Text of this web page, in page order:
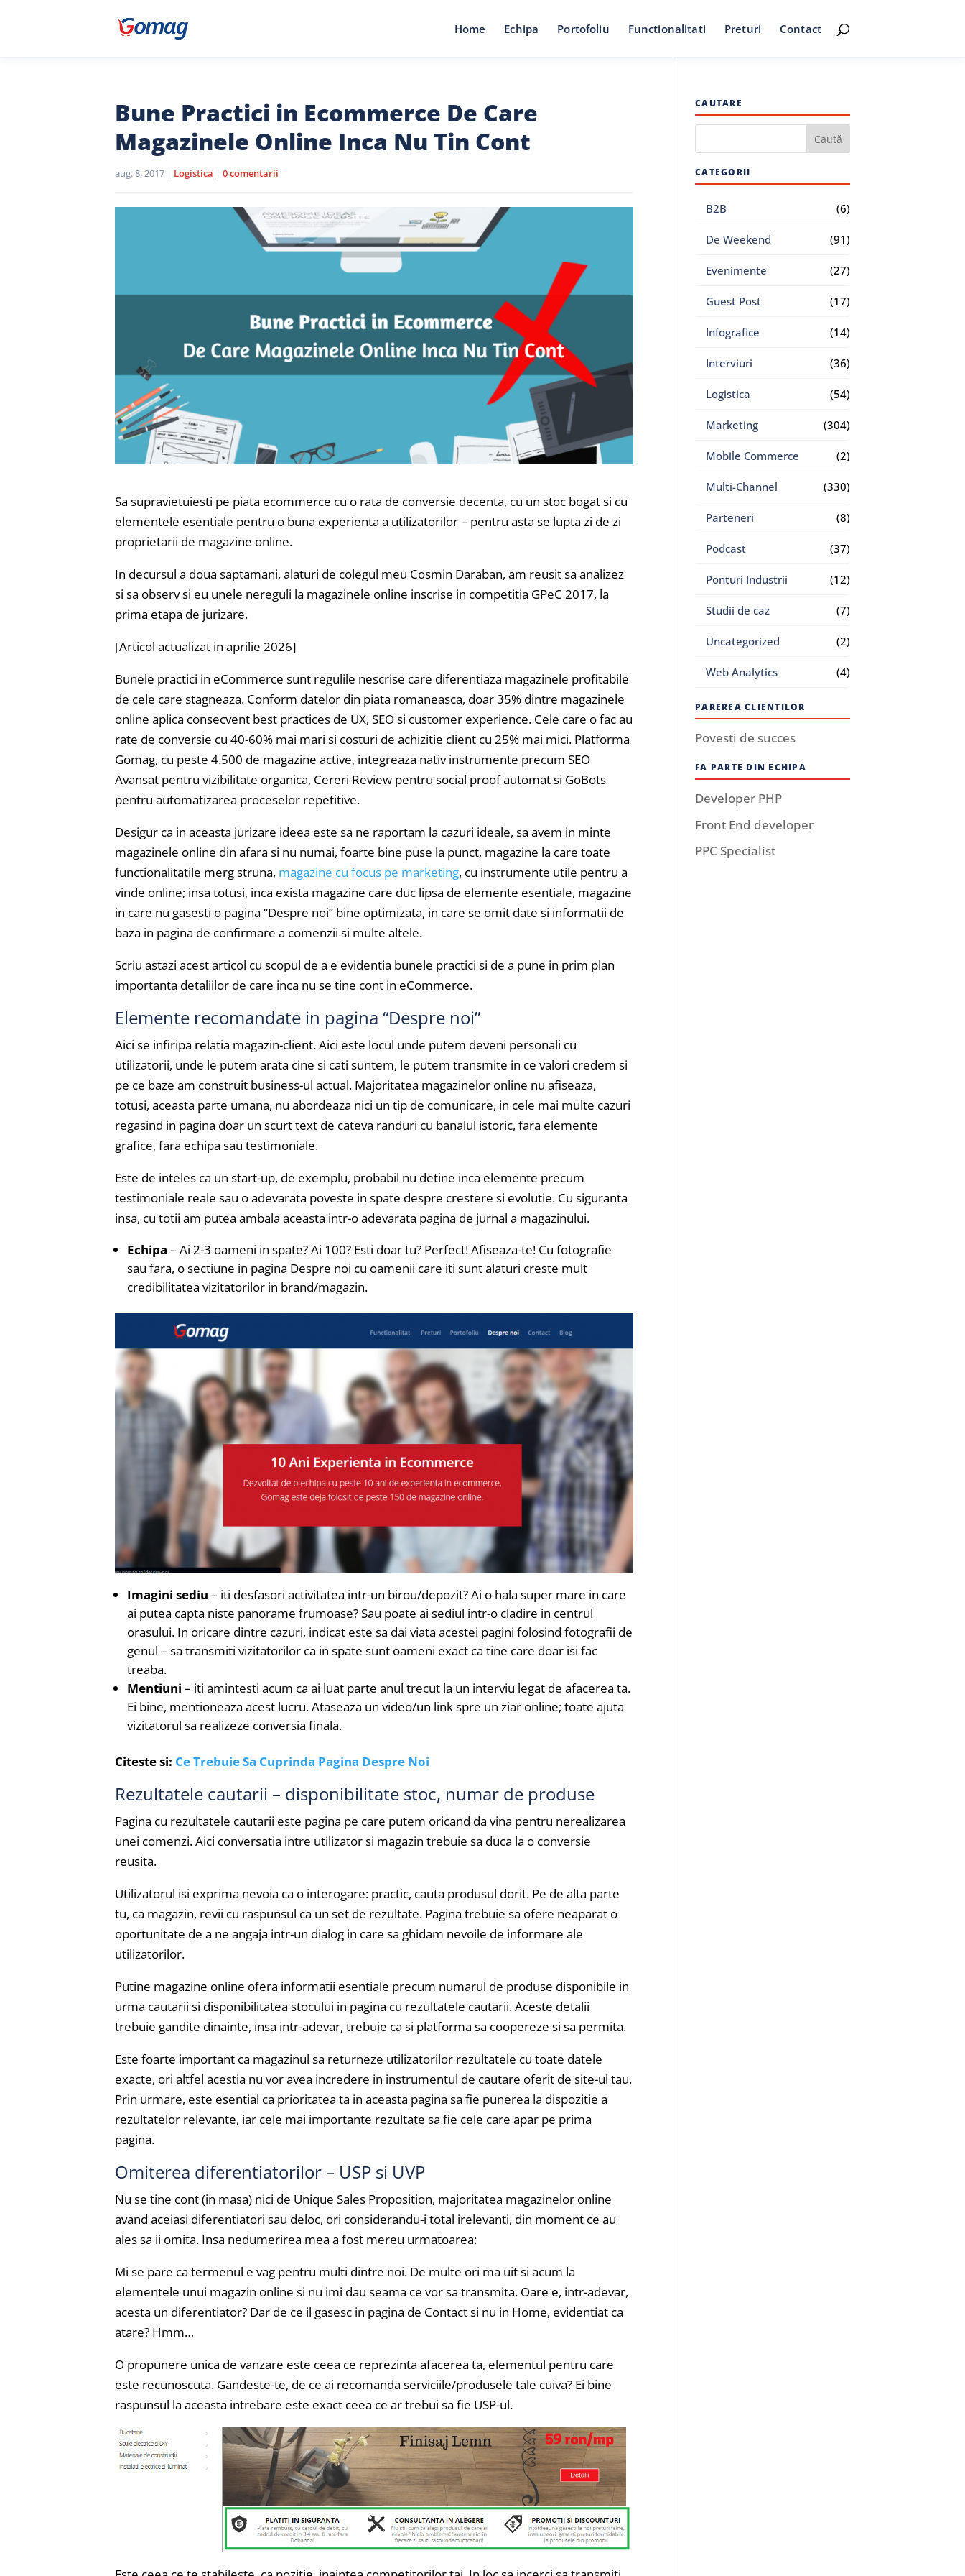
Home Echipa Portofoliu Functionalitati Preturi Contact
Bune Practici in Ecommerce De Care
Magazinele Online Inca Nu Tin Cont
aug. 8, 2017 | Logistica | 0 comentarii
Sa supravietuiesti pe piata ecommerce cu o rata de conversie decenta, cu un stoc bogat si cu
elementele esentiale pentru o buna experienta a utilizatorilor – pentru asta se lupta zi de zi
proprietarii de magazine online.
In decursul a doua saptamani, alaturi de colegul meu Cosmin Daraban, am reusit sa analizez
si sa observ si eu unele nereguli la magazinele online inscrise in competitia GPeC 2017, la
prima etapa de jurizare.
[Articol actualizat in aprilie 2026]
Bunele practici in eCommerce sunt regulile nescrise care diferentiaza magazinele profitabile
de cele care stagneaza. Conform datelor din piata romaneasca, doar 35% dintre magazinele
online aplica consecvent best practices de UX, SEO si customer experience. Cele care o fac au
rate de conversie cu 40-60% mai mari si costuri de achizitie client cu 25% mai mici. Platforma
Gomag, cu peste 4.500 de magazine active, integreaza nativ instrumente precum SEO
Avansat pentru vizibilitate organica, Cereri Review pentru social proof automat si GoBots
pentru automatizarea proceselor repetitive.
Desigur ca in aceasta jurizare ideea este sa ne raportam la cazuri ideale, sa avem in minte
magazinele online din afara si nu numai, foarte bine puse la punct, magazine la care toate
functionalitatile merg struna, magazine cu focus pe marketing, cu instrumente utile pentru a
vinde online; insa totusi, inca exista magazine care duc lipsa de elemente esentiale, magazine
in care nu gasesti o pagina “Despre noi” bine optimizata, in care se omit date si informatii de
baza in pagina de confirmare a comenzii si multe altele.
Scriu astazi acest articol cu scopul de a e evidentia bunele practici si de a pune in prim plan
importanta detaliilor de care inca nu se tine cont in eCommerce.
Elemente recomandate in pagina “Despre noi”
Aici se infiripa relatia magazin-client. Aici este locul unde putem deveni personali cu
utilizatorii, unde le putem arata cine si cati suntem, le putem transmite in ce valori credem si
pe ce baze am construit business-ul actual. Majoritatea magazinelor online nu afiseaza,
totusi, aceasta parte umana, nu abordeaza nici un tip de comunicare, in cele mai multe cazuri
regasind in pagina doar un scurt text de cateva randuri cu banalul istoric, fara elemente
grafice, fara echipa sau testimoniale.
Este de inteles ca un start-up, de exemplu, probabil nu detine inca elemente precum
testimoniale reale sau o adevarata poveste in spate despre crestere si evolutie. Cu siguranta
insa, cu totii am putea ambala aceasta intr-o adevarata pagina de jurnal a magazinului.
Echipa – Ai 2-3 oameni in spate? Ai 100? Esti doar tu? Perfect! Afiseaza-te! Cu fotografie
sau fara, o sectiune in pagina Despre noi cu oamenii care iti sunt alaturi creste mult
credibilitatea vizitatorilor in brand/magazin.
Imagini sediu – iti desfasori activitatea intr-un birou/depozit? Ai o hala super mare in care
ai putea capta niste panorame frumoase? Sau poate ai sediul intr-o cladire in centrul
orasului. In oricare dintre cazuri, indicat este sa dai viata acestei pagini folosind fotografii de
genul – sa transmiti vizitatorilor ca in spate sunt oameni exact ca tine care doar isi fac
treaba.
Mentiuni – iti amintesti acum ca ai luat parte anul trecut la un interviu legat de afacerea ta.
Ei bine, mentioneaza acest lucru. Ataseaza un video/un link spre un ziar online; toate ajuta
vizitatorul sa realizeze conversia finala.
Citeste si: Ce Trebuie Sa Cuprinda Pagina Despre Noi
Rezultatele cautarii – disponibilitate stoc, numar de produse
Pagina cu rezultatele cautarii este pagina pe care putem oricand da vina pentru nerealizarea
unei comenzi. Aici conversatia intre utilizator si magazin trebuie sa duca la o conversie
reusita.
Utilizatorul isi exprima nevoia ca o interogare: practic, cauta produsul dorit. Pe de alta parte
tu, ca magazin, revii cu raspunsul ca un set de rezultate. Pagina trebuie sa ofere neaparat o
oportunitate de a ne angaja intr-un dialog in care sa ghidam nevoile de informare ale
utilizatorilor.
Putine magazine online ofera informatii esentiale precum numarul de produse disponibile in
urma cautarii si disponibilitatea stocului in pagina cu rezultatele cautarii. Aceste detalii
trebuie gandite dinainte, insa intr-adevar, trebuie ca si platforma sa coopereze si sa permita.
Este foarte important ca magazinul sa returneze utilizatorilor rezultatele cu toate datele
exacte, ori altfel acestia nu vor avea incredere in instrumentul de cautare oferit de site-ul tau.
Prin urmare, este esential ca prioritatea ta in aceasta pagina sa fie punerea la dispozitie a
rezultatelor relevante, iar cele mai importante rezultate sa fie cele care apar pe prima
pagina.
Omiterea diferentiatorilor – USP si UVP
Nu se tine cont (in masa) nici de Unique Sales Proposition, majoritatea magazinelor online
avand aceiasi diferentiatori sau deloc, ori considerandu-i total irelevanti, din moment ce au
ales sa ii omita. Insa nedumerirea mea a fost mereu urmatoarea:
Mi se pare ca termenul e vag pentru multi dintre noi. De multe ori ma uit si acum la
elementele unui magazin online si nu imi dau seama ce vor sa transmita. Oare e, intr-adevar,
acesta un diferentiator? Dar de ce il gasesc in pagina de Contact si nu in Home, evidentiat ca
atare? Hmm…
O propunere unica de vanzare este ceea ce reprezinta afacerea ta, elementul pentru care
este recunoscuta. Gandeste-te, de ce ai recomanda serviciile/produsele tale cuiva? Ei bine
raspunsul la aceasta intrebare este exact ceea ce ar trebui sa fie USP-ul.
CAUTARE
CATEGORII
B2B (6)
De Weekend (91)
Evenimente (27)
Guest Post (17)
Infografice (14)
Interviuri (36)
Logistica (54)
Marketing (304)
Mobile Commerce (2)
Multi-Channel (330)
Parteneri (8)
Podcast (37)
Ponturi Industrii (12)
Studii de caz (7)
Uncategorized (2)
Web Analytics (4)
PAREREA CLIENTILOR
Povesti de succes
FA PARTE DIN ECHIPA
Developer PHP
Front End developer
PPC Specialist